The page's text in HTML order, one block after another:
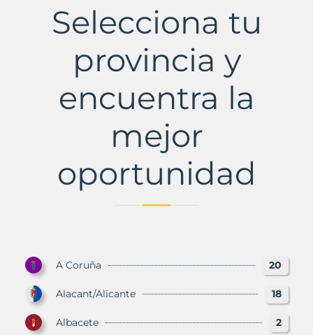
MunicipioSelecciona tu
provincia y
encuentra la
mejor
oportunidad
A Coruña 20
Alacant/Alicante 18
Albacete 2